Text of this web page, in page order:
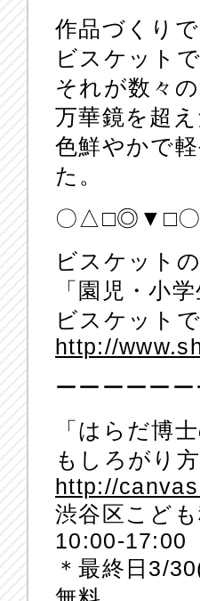
作品づくり
ビスケット
それが数々
万華鏡を超え
色鮮やかで
た。
〇△□◎▼□
ビスケット
「園児・小
ビスケット
http://
ーーーーー
「はらだ博
もしろがり方
http://
渋谷区こど
10:00-17:00
＊最終日3/